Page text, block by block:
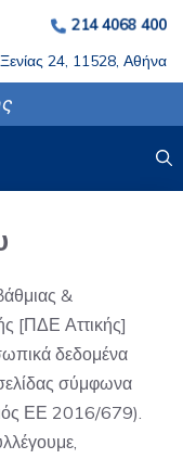
214 4068 400
Ξενίας 24, 11528, Αθήνα
&
[ΠΔΕ Αττικής]
δεδομένα
σύμφωνα
ΕΕ 2016/679).